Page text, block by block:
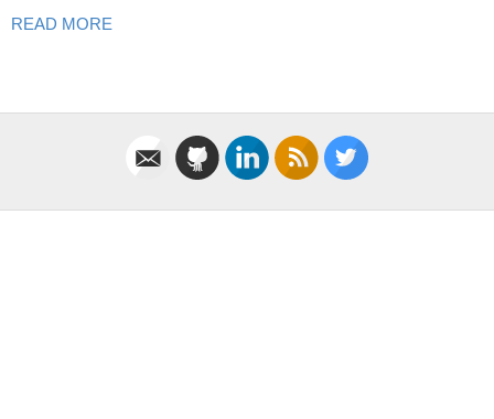
READ MORE